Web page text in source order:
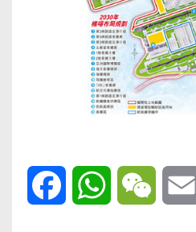
Facebook WhatsAppWeChat